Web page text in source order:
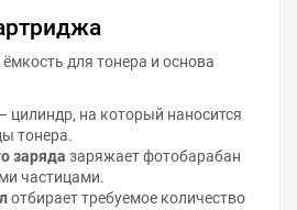
для тонера и основа
цилиндр, на который наносится
тонера.
заряда заряжает фотобарабан
частицами.
отбирает требуемое количество